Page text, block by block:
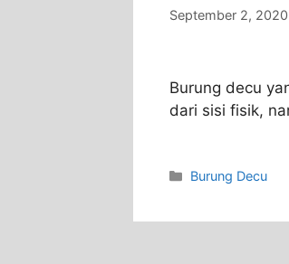
September 2, 2020
Burung decu
dari sisi fisik,
Categories
Burung Decu